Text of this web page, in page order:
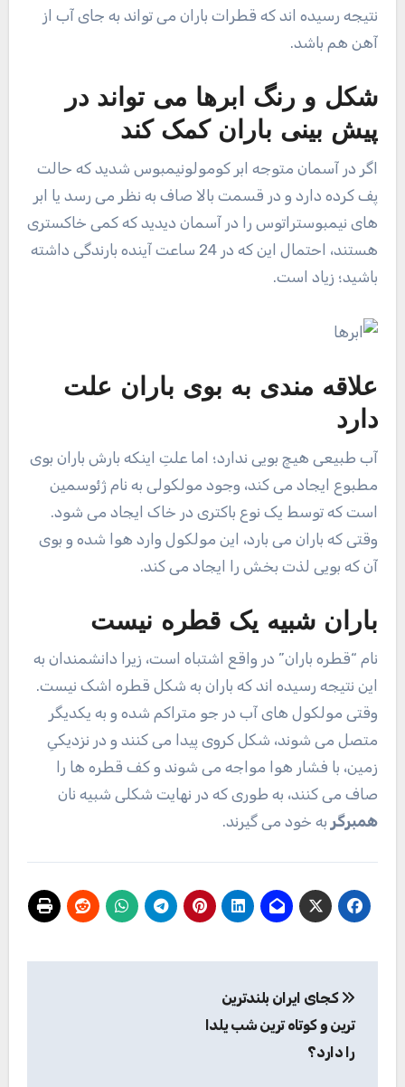
نتیجه رسیده اند که قطرات باران می تواند به جای آب از
آهن هم باشد.
شکل و رنگ ابرها می تواند در
پیش بینی باران کمک کند
اگر در آسمان متوجه ابر کومولونیمبوس شدید که حالت
پف کرده دارد و در قسمت بالا صاف به نظر می رسد یا ابر
های نیمبوستراتوس را در آسمان دیدید که کمی خاکستری
هستند، احتمال این که در 24 ساعت آینده بارندگی داشته
باشید؛ زیاد است.
علاقه مندی به بوی باران علت
دارد
آب طبیعی هیچ بویی ندارد؛ اما علتِ اینکه بارش باران بوی
مطبوع ایجاد می کند، وجود مولکولی به نام ژئوسمین
است که توسط یک نوع باکتری در خاک ایجاد می شود.
وقتی که باران می بارد، این مولکول وارد هوا شده و بوی
آن که بویی لذت بخش را ایجاد می کند.
باران شبیه یک قطره نیست
نام “قطره باران” در واقع اشتباه است، زیرا دانشمندان به
این نتیجه رسیده اند که باران به شکل قطره اشک نیست.
وقتی مولکول‌ های آب در جو متراکم شده و به یکدیگر
متصل می ‌شوند، شکل کروی پیدا می کنند و در نزدیکیِ
زمین، با فشار هوا مواجه می شوند و کف قطره ها را
صاف می کنند، به طوری که در نهایت شکلی شبیه نان
همبرگر به خود می گیرند.
نوشته
کجای ایران بلندترین
ترین و کوتاه ترین شب یلدا
را دارد؟